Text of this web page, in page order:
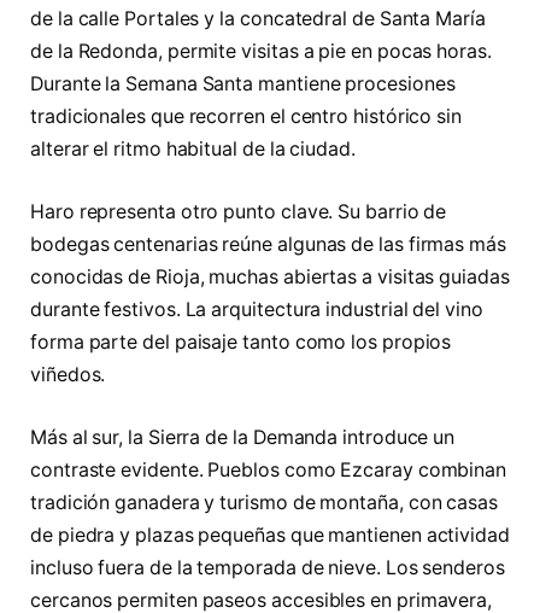
de la calle Portales y la concatedral de Santa María
de la Redonda, permite visitas a pie en pocas horas.
Durante la Semana Santa mantiene procesiones
tradicionales que recorren el centro histórico sin
alterar el ritmo habitual de la ciudad.
Haro representa otro punto clave. Su barrio de
bodegas centenarias reúne algunas de las firmas más
conocidas de Rioja, muchas abiertas a visitas guiadas
durante festivos. La arquitectura industrial del vino
forma parte del paisaje tanto como los propios
viñedos.
Más al sur, la Sierra de la Demanda introduce un
contraste evidente. Pueblos como Ezcaray combinan
tradición ganadera y turismo de montaña, con casas
de piedra y plazas pequeñas que mantienen actividad
incluso fuera de la temporada de nieve. Los senderos
cercanos permiten paseos accesibles en primavera,